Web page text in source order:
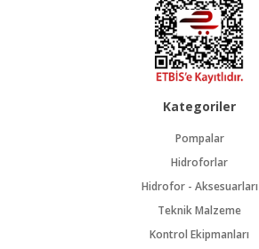
Kategoriler
Pompalar
Hidroforlar
Hidrofor - Aksesuarları
Teknik Malzeme
Kontrol Ekipmanları